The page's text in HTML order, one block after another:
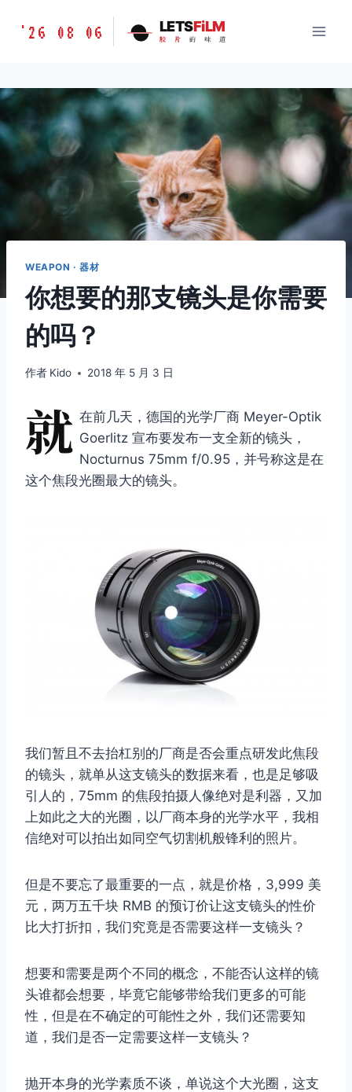
胶
味
道
LETSFILM
'26 08 06 LETSFiLM
胶 片 的 味 道
WEAPON · 器材
你想要的那支镜头是你需要
的吗？
作者 Kido 2018 年 5 月 3 日
就 在前几天，德国的光学厂商 Meyer-Optik
Goerlitz 宣布要发布一支全新的镜头，
Nocturnus 75mm f/0.95，并号称这是在
这个焦段光圈最大的镜头。
我们暂且不去抬杠别的厂商是否会重点研发此焦段
的镜头，就单从这支镜头的数据来看，也是足够吸
引人的，75mm 的焦段拍摄人像绝对是利器，又加
上如此之大的光圈，以厂商本身的光学水平，我相
信绝对可以拍出如同空气切割机般锋利的照片。
但是不要忘了最重要的一点，就是价格，3,999 美
元，两万五千块 RMB 的预订价让这支镜头的性价
比大打折扣，我们究竟是否需要这样一支镜头？
想要和需要是两个不同的概念，不能否认这样的镜
头谁都会想要，毕竟它能够带给我们更多的可能
性，但是在不确定的可能性之外，我们还需要知
道，我们是否一定需要这样一支镜头？
抛开本身的光学素质不谈，单说这个大光圈，这支